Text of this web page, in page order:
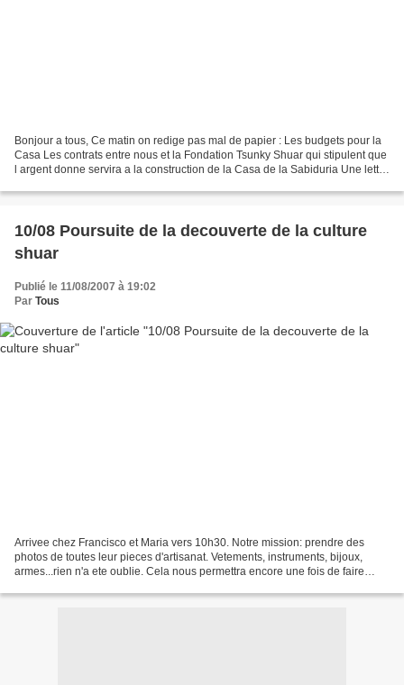
Bonjour a tous, Ce matin on redige pas mal de papier : Les budgets pour la
Casa Les contrats entre nous et la Fondation Tsunky Shuar qui stipulent que
l argent donne servira a la construction de la Casa de la Sabiduria Une lettre
10/08 Poursuite de la decouverte de la culture
shuar
Publié le 11/08/2007 à 19:02
Par Tous
Arrivee chez Francisco et Maria vers 10h30. Notre mission: prendre des
photos de toutes leur pieces d'artisanat. Vetements, instruments, bijoux,
armes...rien n'a ete oublie. Cela nous permettra encore une fois de faire